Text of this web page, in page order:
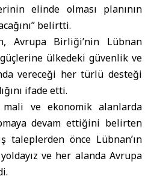
elinde olması planının
belirtti.
Avrupa Birliği’nin Lübnan
ülkedeki güvenlik ve
vereceği her türlü desteği
ifade etti.
ve ekonomik alanlarda
devam ettiğini belirten
taleplerden önce Lübnan’ın
ve her alanda Avrupa